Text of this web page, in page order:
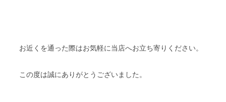
お近くを通った際はお気軽に当店へお立ち寄りください。
この度は誠にありがとうございました。